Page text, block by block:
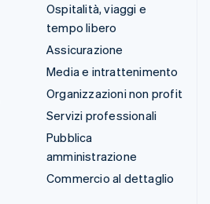
Ospitalità, viaggi e
tempo libero
Assicurazione
Media e intrattenimento
Organizzazioni non profit
Servizi professionali
Pubblica
amministrazione
Commercio al dettaglio